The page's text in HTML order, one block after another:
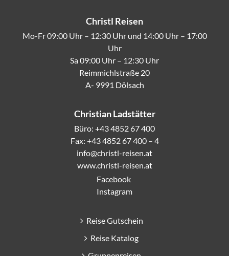
Reise Gutschein
Reise Katalog
Christl Reisen
Mo-Fr 09:00 Uhr – 12:30 Uhr und 14:00 Uhr – 17:00
Uhr
Sa 09:00 Uhr – 12:30 Uhr
Reimmichlstraße 20
A- 9991 Dölsach
Christian Ladstätter
Büro: +43 4852 67 400
Fax: +43 4852 67 400 – 4
info@christl-reisen.at
www.christl-reisen.at
Facebook
Instagram